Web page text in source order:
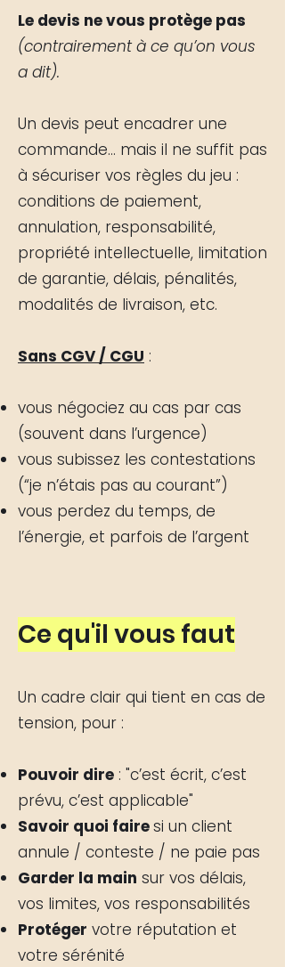
Le devis ne vous protège pas
(contrairement à ce qu’on vous
a dit).
Un devis peut encadrer une
commande… mais il ne suffit pas
à sécuriser vos règles du jeu :
conditions de paiement,
annulation, responsabilité,
propriété intellectuelle, limitation
de garantie, délais, pénalités,
modalités de livraison, etc.
Sans CGV / CGU :
vous négociez au cas par cas
(souvent dans l’urgence)
vous subissez les contestations
(“je n’étais pas au courant”)
vous perdez du temps, de
l’énergie, et parfois de l’argent
Ce qu'il vous faut
Un cadre clair qui tient en cas de
tension, pour :
Pouvoir dire : "c’est écrit, c’est
prévu, c’est applicable"
Savoir quoi fairesi un client
annule / conteste / ne paie pas
Garder la main sur vos délais,
vos limites, vos responsabilités
Protéger votre réputation et
votre sérénité